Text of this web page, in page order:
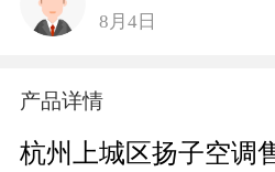
8月4日
产品详情
杭州上城区扬子空调